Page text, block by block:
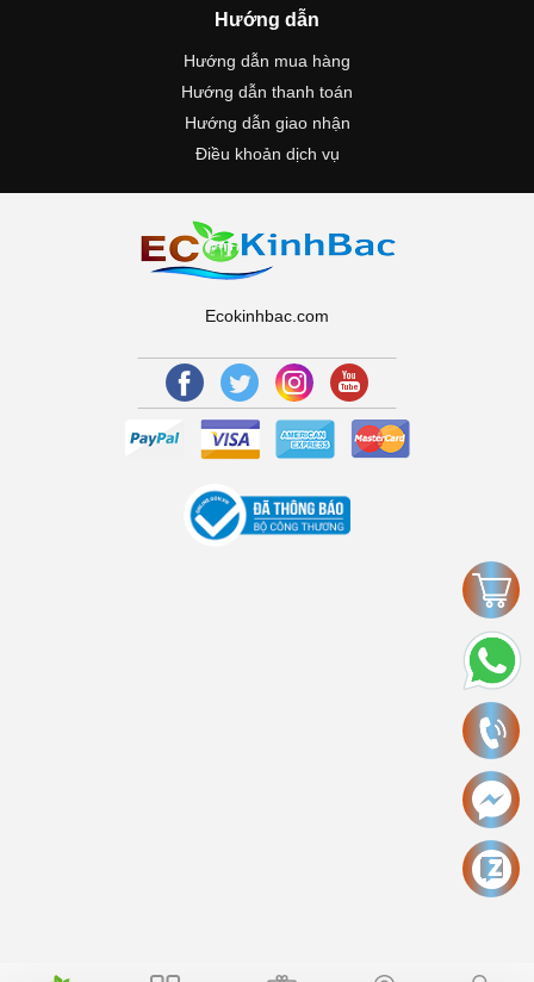
Hướng dẫn
Hướng dẫn mua hàng
Hướng dẫn thanh toán
Hướng dẫn giao nhận
Điều khoản dịch vụ
Ecokinhbac.com